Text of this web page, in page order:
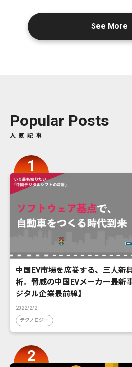
See More
Popular Posts
人気記事
中国EV市場を席巻する、三大新
析。脅威の中国EVメーカー最新
ジタル企業最前線】
2022/2/2
テクノロジー